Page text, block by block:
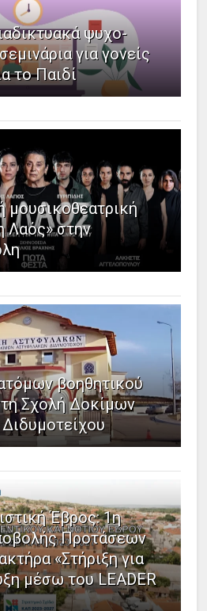
ψυχο-
για γονείς
το Παιδί
μουσικοθεατρική
Λαός» στην
βοηθητικού
Σχολή Δοκίμων
Έβρος: 1η
Προτάσεων
«Στήριξη για
μέσω του LEADER